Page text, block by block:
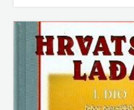
NAKLADA
OCEANMORE